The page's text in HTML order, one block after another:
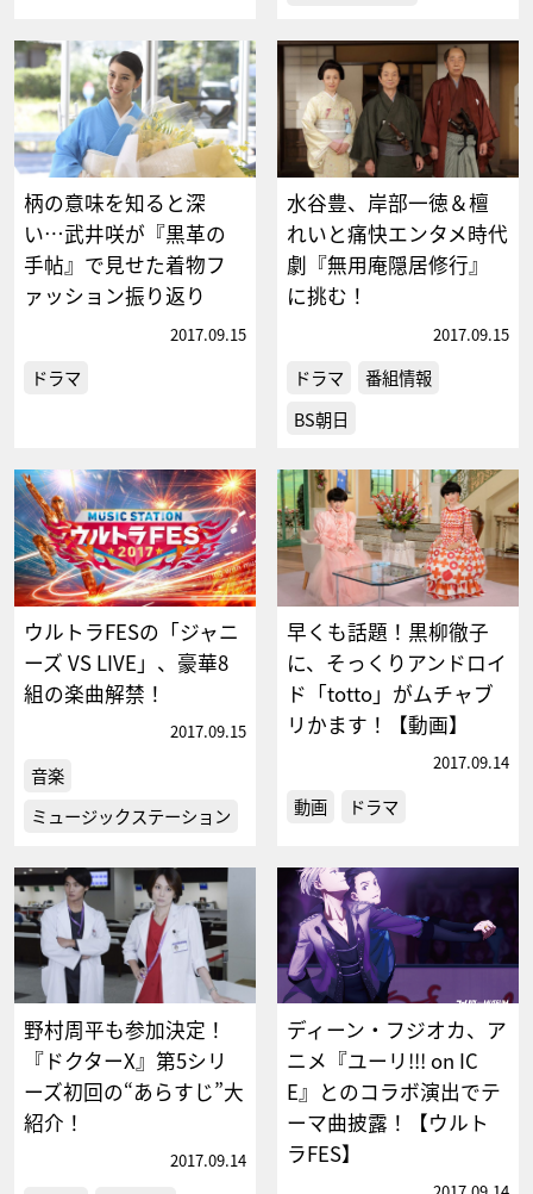
柄の意味を知ると深
い…武井咲が『黒革の
手帖』で見せた着物フ
ァッション振り返り
2017.09.15
ドラマ
水谷豊、岸部一徳＆檀
れいと痛快エンタメ時代
劇『無用庵隠居修行』
に挑む！
2017.09.15
ドラマ
番組情報
BS朝日
ウルトラFESの「ジャニ
ーズ VS LIVE」、豪華8
組の楽曲解禁！
2017.09.15
音楽
ミュージックステーション
早くも話題！黒柳徹子
に、そっくりアンドロイ
ド「totto」がムチャブ
リかます！【動画】
2017.09.14
動画 ドラマ
野村周平も参加決定！
『ドクターX』第5シリ
ーズ初回の“あらすじ”大
紹介！
2017.09.14
ディーン・フジオカ、ア
ニメ『ユーリ!!! on IC
E』とのコラボ演出でテ
ーマ曲披露！【ウルト
ラFES】